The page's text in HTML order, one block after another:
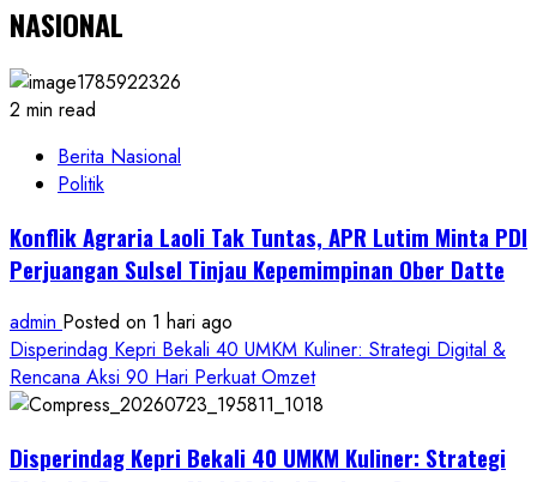
NASIONAL
2 min read
Berita Nasional
Politik
Konflik Agraria Laoli Tak Tuntas, APR Lutim Minta PDI
Perjuangan Sulsel Tinjau Kepemimpinan Ober Datte
admin Posted on 1 hari ago
Disperindag Kepri Bekali 40 UMKM Kuliner: Strategi Digital &
Rencana Aksi 90 Hari Perkuat Omzet
Disperindag Kepri Bekali 40 UMKM Kuliner: Strategi